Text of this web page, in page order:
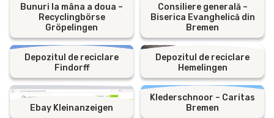
Bunuri la mâna a doua –
Recyclingbörse
Gröpelingen
Consiliere generală –
Biserica Evanghelică din
Bremen
Depozitul de reciclare
Findorff
Depozitul de reciclare
Hemelingen
Ebay Kleinanzeigen
Klederschnoor – Caritas
Bremen